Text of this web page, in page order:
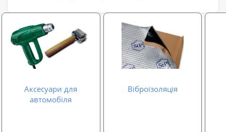
Аксесуари для
автомобіля
Віброізоляція